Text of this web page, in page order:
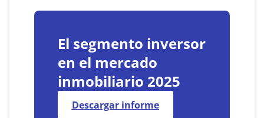
El segmento inversor
en el mercado
inmobiliario 2025
Descargar informe